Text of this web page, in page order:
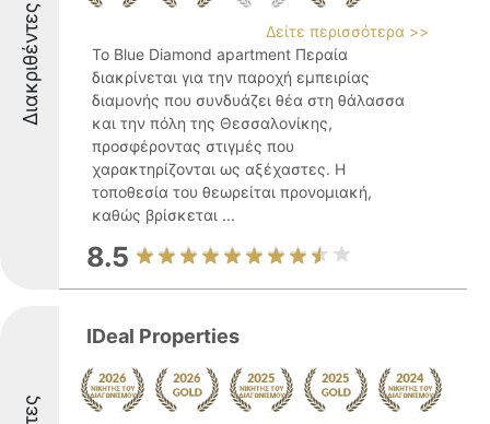
Διακριθέντες
Δείτε περισσότερα >>
Το Blue Diamond apartment Περαία
διακρίνεται για την παροχή εμπειρίας
διαμονής που συνδυάζει θέα στη θάλασσα
και την πόλη της Θεσσαλονίκης,
προσφέροντας στιγμές που
χαρακτηρίζονται ως αξέχαστες. Η
τοποθεσία του θεωρείται προνομιακή,
καθώς βρίσκεται ...
8.5
IDeal Properties